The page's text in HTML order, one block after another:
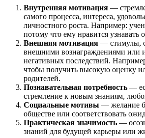
Внутренняя мотивация —
самого процесса, интереса,
личностного роста. Например:
потому что ему нравится узнавать
Внешняя мотивация — стимулы,
внешними вознаграждениями или
негативных последствий.
чтобы получить высокую оценку
родителей.
Познавательная потребность —
стремление к новым знаниям,
Социальные мотивы — желание
обществе или соответствовать
Практическая значимость —
знаний для будущей карьеры или